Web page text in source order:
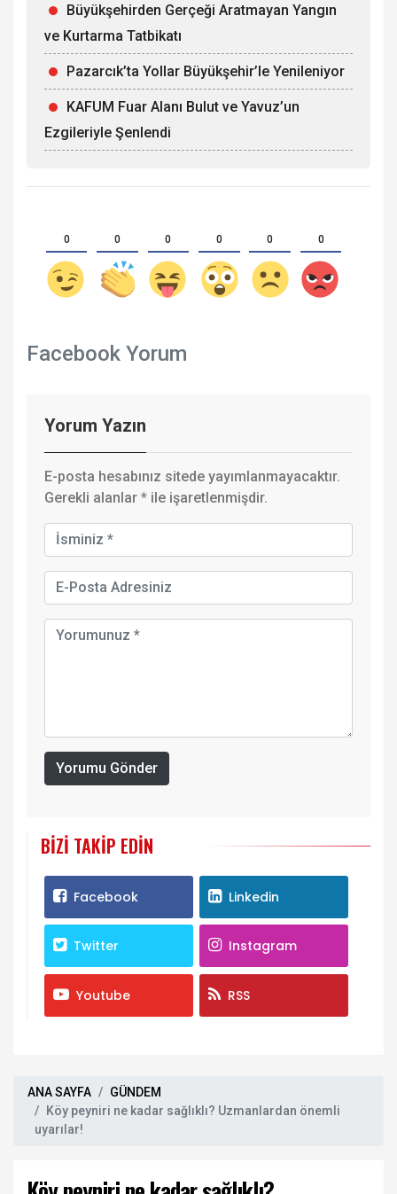
Büyükşehirden Gerçeği Aratmayan Yangın
ve Kurtarma Tatbikatı
Pazarcık’ta Yollar Büyükşehir’le Yenileniyor
KAFUM Fuar Alanı Bulut ve Yavuz’un
Ezgileriyle Şenlendi
0 0 0 0 0 0
Facebook Yorum
Yorum Yazın
E-posta hesabınız sitede yayımlanmayacaktır.
Gerekli alanlar * ile işaretlenmişdir.
Yorumu Gönder
BIZI TAKIP EDIN
Facebook Linkedin
Twitter Instagram
Youtube RSS
ANA SAYFA
GÜNDEM
Köy peyniri ne kadar sağlıklı? Uzmanlardan önemli
uyarılar!